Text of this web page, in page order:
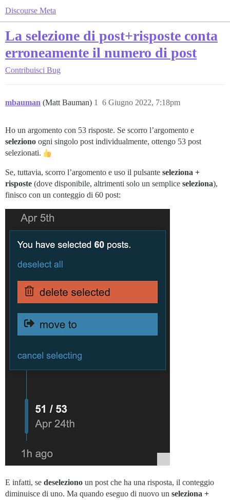
Discourse Meta
La selezione di post+risposte conta
erroneamente il numero di post
Contribuisci Bug
mbauman (Matt Bauman) 6 Giugno 2022, 7:18pm
1
Ho un argomento con 53 risposte. Se scorro l’argomento e
seleziono ogni singolo post individualmente, ottengo 53 post
selezionati.
Se, tuttavia, scorro l’argomento e uso il pulsante seleziona +
risposte (dove disponibile, altrimenti solo un semplice seleziona),
finisco con un conteggio di 60 post:
E infatti, se deseleziono un post che ha una risposta, il conteggio
diminuisce di uno. Ma quando eseguo di nuovo un seleziona +